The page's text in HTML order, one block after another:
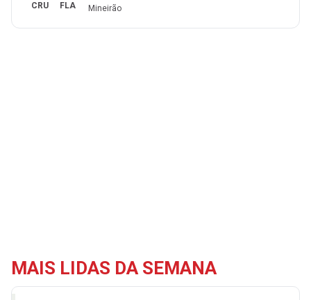
CRU FLA Mineirão
MAIS LIDAS DA SEMANA